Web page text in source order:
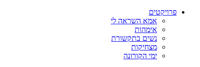
פרויקטים
אמא השראה לי
אימהות
נשים בתקשורת
מצחיקות
ימי הקורונה